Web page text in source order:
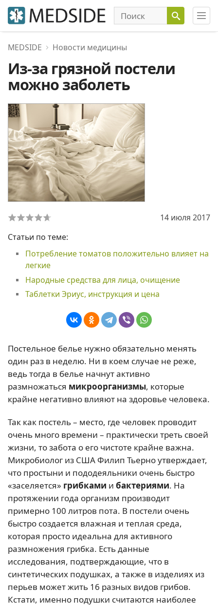
MEDSIDE Новости медицины
Из-за грязной постели
можно заболеть
14 июля 2017
Статьи по теме:
Потребление томатов положительно влияет на
легкие
Народные средства для лица, очищение
Таблетки Эриус, инструкция и цена
Постельное белье нужно обязательно менять
один раз в неделю. Ни в коем случае не реже,
ведь тогда в белье начнут активно
размножаться микроорганизмы, которые
крайне негативно влияют на здоровье человека.
Так как постель – место, где человек проводит
очень много времени – практически треть своей
жизни, то забота о его чистоте крайне важна.
Микробиолог из США Филип Тьерно утверждает,
что простыни и пододеяльники очень быстро
«заселяется» грибками и бактериями. На
протяжении года организм производит
примерно 100 литров пота. В постели очень
быстро создается влажная и теплая среда,
которая просто идеальна для активного
размножения грибка. Есть данные
исследования, подтверждающие, что в
синтетических подушках, а также в изделиях из
перьев может жить 16 разных видов грибов.
Кстати, именно подушки считаются наиболее